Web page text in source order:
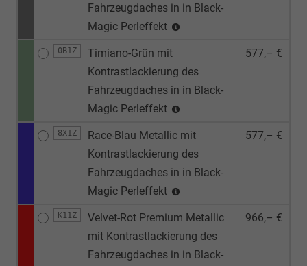
Fahrzeugdaches in in Black-
Magic Perleffekt
0B1Z
Timiano-Grün mit
Kontrastlackierung des
Fahrzeugdaches in in Black-
Magic Perleffekt
577,– €
8X1Z
Race-Blau Metallic mit
Kontrastlackierung des
Fahrzeugdaches in in Black-
Magic Perleffekt
577,– €
K11Z
Velvet-Rot Premium Metallic
mit Kontrastlackierung des
Fahrzeugdaches in in Black-
966,– €